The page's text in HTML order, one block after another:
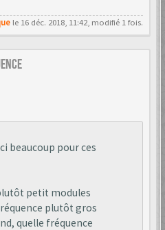
le 16 déc. 2018, 11:42, modifié 1 fois.
beaucoup pour ces
petit modules
plutôt gros
quelle fréquence